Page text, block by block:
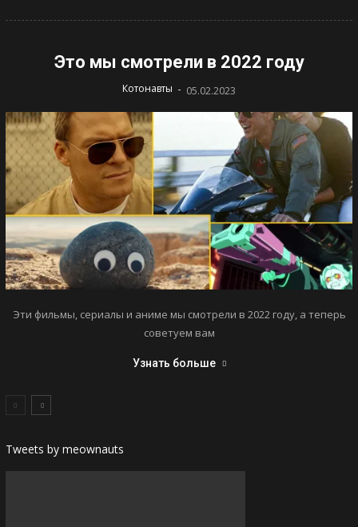
Это мы смотрели в 2022 году
Котонавты - 05.02.2023
Эти фильмы, сериалы и аниме мы смотрели в 2022 году, а теперь
советуем вам
Узнать больше
Tweets by meownauts